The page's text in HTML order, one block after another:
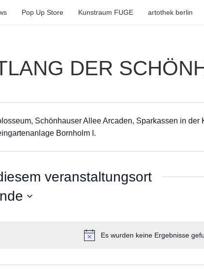
Pop Up Store Kunstraum FUGE artothek berlin
DER
Schönhauser Allee Arcaden, Sparkassen in
Bornholm I.
veranstaltungsort
Hinweis
Es wurden keine Ergebnisse